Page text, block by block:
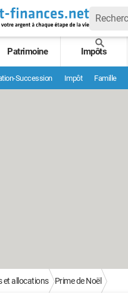
Patrimoine Impôts
Succession Impôt Famille
et allocations Prime de Noël